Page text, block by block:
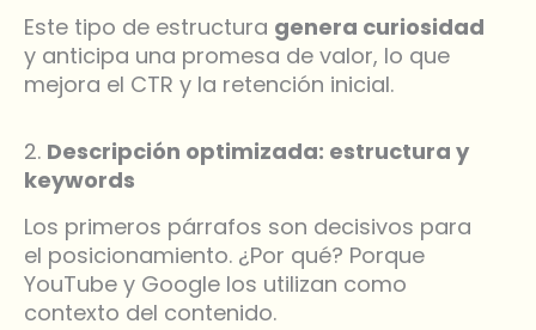
Este tipo de estructura genera curiosidad
y anticipa una promesa de valor, lo que
mejora el CTR y la retención inicial.
2. Descripción optimizada: estructura y
keywords
Los primeros párrafos son decisivos para
el posicionamiento. ¿Por qué? Porque
YouTube y Google los utilizan como
contexto del contenido.